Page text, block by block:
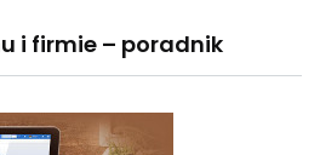
i firmie – poradnik